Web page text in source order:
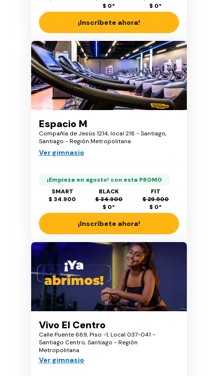
$ 0*
$ 0*
¡Inscríbete ahora!
Espacio M
Compañía de Jesús 1214, local 218 - Santiago,
Santiago - Región Metropolitana
Ver gimnasio
¡Empieza en agosto! con esta PROMO
SMART
$ 34.900
BLACK
$ 34.900
$ 0*
FIT
$ 29.900
$ 0*
¡Inscríbete ahora!
Vivo El Centro
Calle Puente 689, Piso -1, Local 037-041 -
Santiago Centro, Santiago - Región
Metropolitana
Ver gimnasio